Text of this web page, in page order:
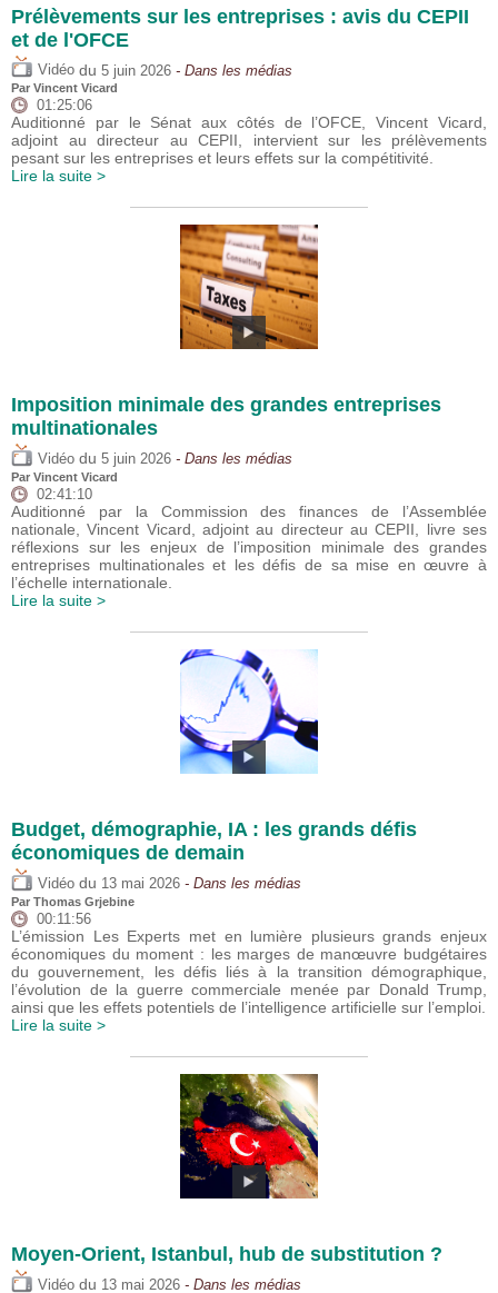
Prélèvements sur les entreprises : avis du CEPII
et de l'OFCE
Vidéo du 5 juin 2026 - Dans les médias
Par Vincent Vicard
01:25:06
Auditionné par le Sénat aux côtés de l’OFCE, Vincent Vicard,
adjoint au directeur au CEPII, intervient sur les prélèvements
pesant sur les entreprises et leurs effets sur la compétitivité.
Lire la suite >
Imposition minimale des grandes entreprises
multinationales
Vidéo du 5 juin 2026 - Dans les médias
Par Vincent Vicard
02:41:10
Auditionné par la Commission des finances de l’Assemblée
nationale, Vincent Vicard, adjoint au directeur au CEPII, livre ses
réflexions sur les enjeux de l’imposition minimale des grandes
entreprises multinationales et les défis de sa mise en œuvre à
l’échelle internationale.
Lire la suite >
Budget, démographie, IA : les grands défis
économiques de demain
Vidéo du 13 mai 2026 - Dans les médias
Par Thomas Grjebine
00:11:56
L’émission Les Experts met en lumière plusieurs grands enjeux
économiques du moment : les marges de manœuvre budgétaires
du gouvernement, les défis liés à la transition démographique,
l’évolution de la guerre commerciale menée par Donald Trump,
ainsi que les effets potentiels de l’intelligence artificielle sur l’emploi.
Lire la suite >
Moyen-Orient, Istanbul, hub de substitution ?
Vidéo du 13 mai 2026 - Dans les médias